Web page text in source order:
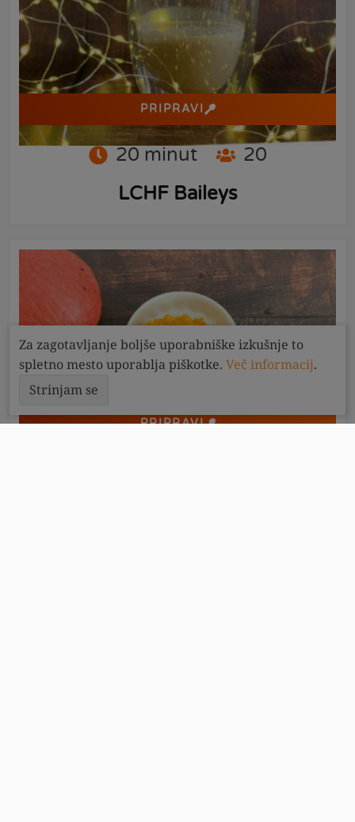
PRIPRAVI
20 minut
20
LCHF Baileys
PRIPRAVI
Za zagotavljanje boljše uporabniške izkušnje to
spletno mesto uporablja piškotke. Več informacij.
Strinjam se